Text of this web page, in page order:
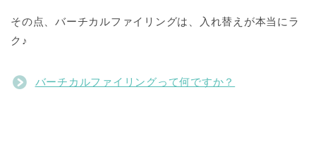
その点、バーチカルファイリングは、入れ替えが本当にラ
ク♪
バーチカルファイリングって何ですか？